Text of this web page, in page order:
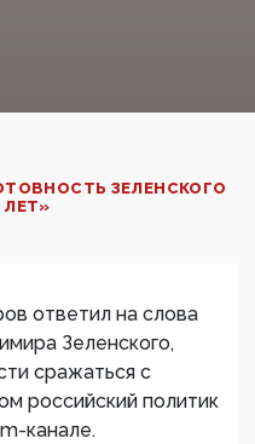
ЗЕЛЕНСКОГО
ответил на слова
Зеленского,
сражаться с
российский политик
канале.